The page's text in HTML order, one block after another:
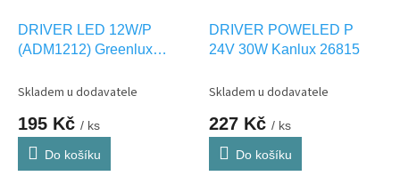
DRIVER LED 12W/P
(ADM1212) Greenlux
Skladem u dodavatele
195 Kč / ks
Do košíku
DRIVER POWELED P
24V 30W Kanlux 26815
Skladem u dodavatele
227 Kč / ks
Do košíku